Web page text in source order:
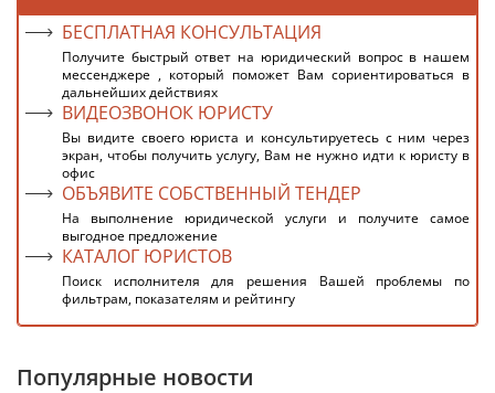
БЕСПЛАТНАЯ КОНСУЛЬТАЦИЯ
Получите быстрый ответ на юридический вопрос в нашем
мессенджере , который поможет Вам сориентироваться в
дальнейших действиях
ВИДЕОЗВОНОК ЮРИСТУ
Вы видите своего юриста и консультируетесь с ним через
экран, чтобы получить услугу, Вам не нужно идти к юристу в
офис
ОБЪЯВИТЕ СОБСТВЕННЫЙ ТЕНДЕР
На выполнение юридической услуги и получите самое
выгодное предложение
КАТАЛОГ ЮРИСТОВ
Поиск исполнителя для решения Вашей проблемы по
фильтрам, показателям и рейтингу
Популярные новости